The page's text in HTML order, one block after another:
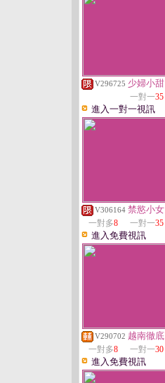
V296725 少婦小甜
一對一35
進入一對一視訊
V306164 禁慾小女
一對多8 一對一35
進入免費視訊
V290702 越南徹底
一對多8 一對一30
進入免費視訊